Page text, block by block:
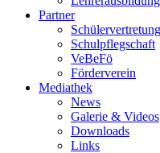
Partner
Schülervertretung
Schulpflegschaft
VeBeFö
Förderverein
Mediathek
News
Galerie & Videos
Downloads
Links